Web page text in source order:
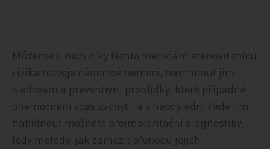
Můžeme u nich díky těmto metodám stanovit míru
rizika rozvoje nádorové nemoci, navrhnout jim
sledování a preventivní prohlídky, které případné
onemocnění včas zachytí, a v neposlední řadě jim
nabídnout možnost preimplantační diagnostiky,
tedy metody, jak zamezit přenosu jejich